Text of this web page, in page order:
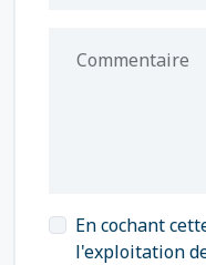
Commentaire
En cochant
l'exploitation